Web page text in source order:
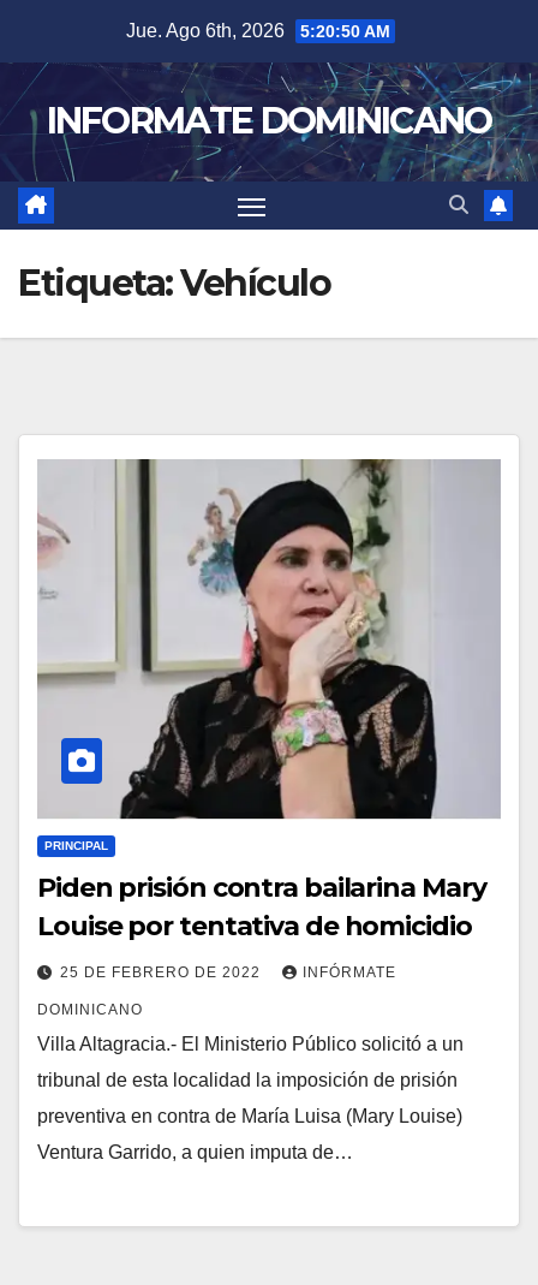
content
Jue. Ago 6th, 2026 5:20:50 AM
INFORMATE DOMINICANO
Etiqueta:Vehículo
PRINCIPAL
Piden prisión contra bailarina Mary
Louise por tentativa de homicidio
25 DE FEBRERO DE 2022 INFÓRMATE
DOMINICANO
Villa Altagracia.- El Ministerio Público solicitó a un
tribunal de esta localidad la imposición de prisión
preventiva en contra de María Luisa (Mary Louise)
Ventura Garrido, a quien imputa de…